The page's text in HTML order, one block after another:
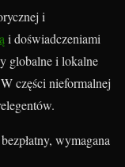
i
i doświadczeniami
globalne i lokalne
części nieformalnej
wymagana